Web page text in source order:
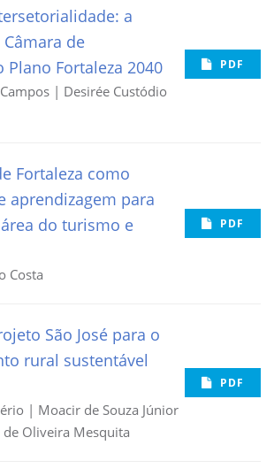
a
de
Plano Fortaleza 2040
| Desirée Custódio
PDF
Fortaleza como
aprendizagem para
do turismo e
Costa
PDF
São José para o
rural sustentável
| Moacir de Souza Júnior
Oliveira Mesquita
PDF